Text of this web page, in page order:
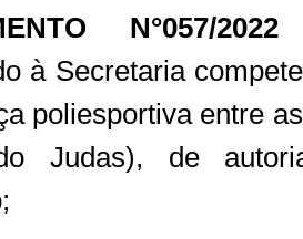
N°057/2022
à Secretaria
poliesportiva entre
Judas), de